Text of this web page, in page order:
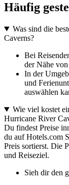
Häufig
Was sind die
Caverns?
Bei
der Nähe
In der
und
auswählen
Wie viel kostet
Hurricane River
Du findest Preise
du auf Hotels.com
Preis sortierst. Die
und Reiseziel.
Sieh dir den